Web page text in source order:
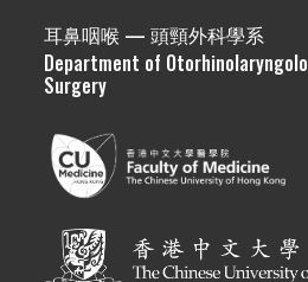
耳鼻咽喉 — 頭頸外科學系
Department of
Surgery